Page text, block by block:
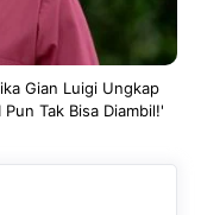
Gian Luigi Ungkap
Tak Bisa Diambil!'